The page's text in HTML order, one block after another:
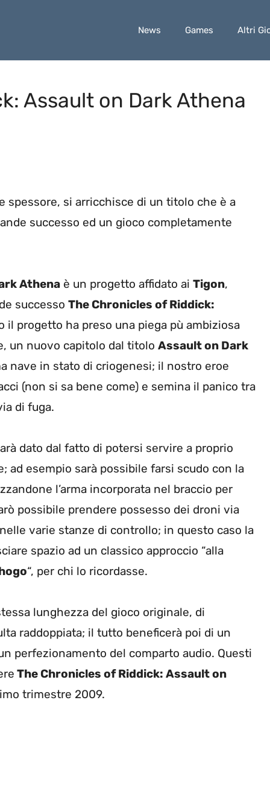
News Games Altri
Assault on Dark Athena
spessore, si arricchisce di un titolo che è a
successo ed un gioco completamente
Athena è un progetto affidato ai Tigon,
successo The Chronicles of Riddick:
il progetto ha preso una piega pù ambiziosa
un nuovo capitolo dal titolo Assault on Dark
nave in stato di criogenesi; il nostro eroe
(non si sa bene come) e semina il panico tra
di fuga.
dato dal fatto di potersi servire a proprio
ad esempio sarà possibile farsi scudo con la
l’arma incorporata nel braccio per
possibile prendere possesso dei droni via
varie stanze di controllo; in questo caso la
spazio ad un classico approccio “alla
“, per chi lo ricordasse.
lunghezza del gioco originale, di
raddoppiata; il tutto beneficerà poi di un
perfezionamento del comparto audio. Questi
The Chronicles of Riddick: Assault on
trimestre 2009.